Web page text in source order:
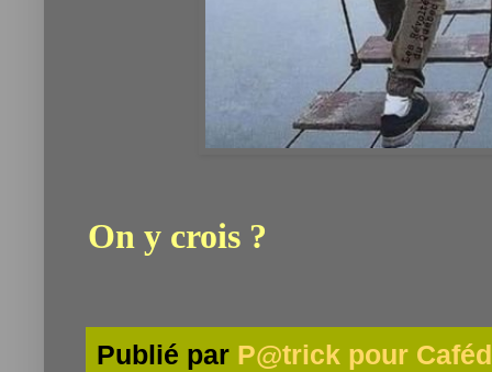
On y crois ?
Publié par P@trick pour